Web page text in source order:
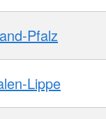
Pfalz
Lippe